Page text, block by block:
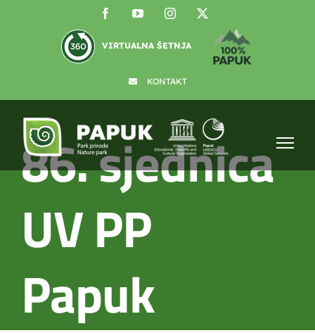
FacebookYouTubeInstagram
VIRTUALNA ŠETNJA
KONTAKT
86. sjednica
UV PP
Papuk